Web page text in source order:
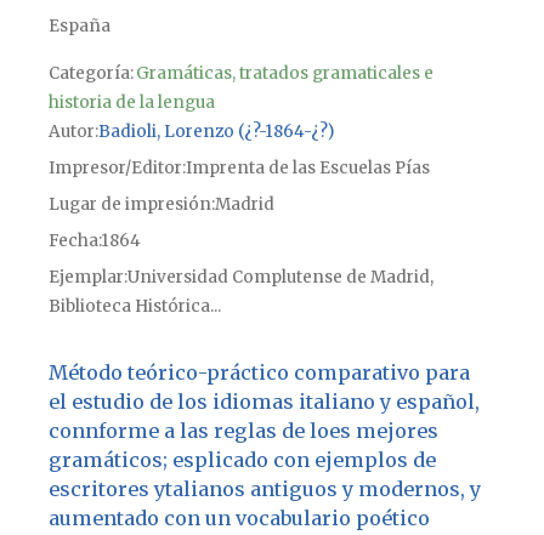
España
Categoría:Gramáticas, tratados gramaticales e
historia de la lengua
Autor Badioli, Lorenzo (¿?-1864-¿?)
Impresor/Editor Imprenta de las Escuelas Pías
Lugar de impresiónMadrid
Fecha1864
Ejemplar Universidad Complutense de Madrid,
Biblioteca Histórica...
Método teórico-práctico comparativo para
el estudio de los idiomas italiano y español,
connforme a las reglas de loes mejores
gramáticos; esplicado con ejemplos de
escritores ytalianos antiguos y modernos, y
aumentado con un vocabulario poético